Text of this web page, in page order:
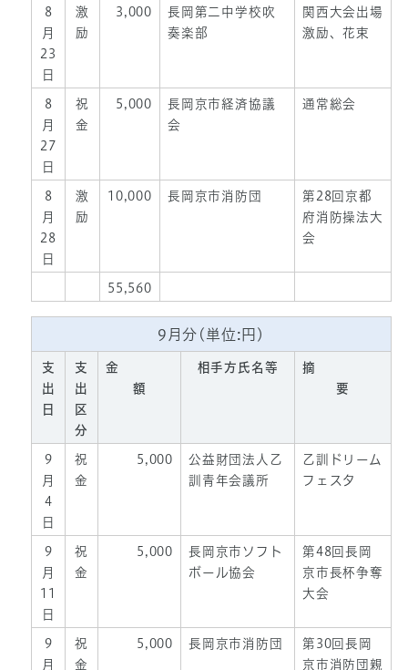
8
月
23
日
激
励
3,000
長岡第二中学校吹
奏楽部
関西大会出場
激励、花束
8
月
27
日
祝
金
5,000
長岡京市経済協議
会
通常総会
8
月
28
日
激
励
10,000 長岡京市消防団
第28回京都
府消防操法大
会
55,560
9月分(単位:円)
支
出
日
支
出
区
分
金
額
相手方氏名等
摘
要
9
月
4
日
祝
金
5,000
公益財団法人乙
訓青年会議所
乙訓ドリーム
フェスタ
9
月
11
日
祝
金
5,000
長岡京市ソフト
ボール協会
第48回長岡
京市長杯争奪
大会
9
月
祝
金
5,000 長岡京市消防団
第30回長岡
京市消防団親